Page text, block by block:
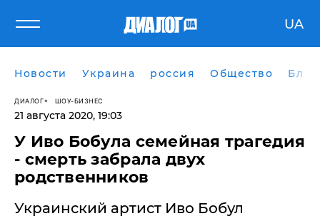
UA
Новости Украина россия Общество
ДИАЛОГ ШОУ-БИЗНЕС
21 августа 2020, 19:03
У Иво Бобула семейная трагедия
- смерть забрала двух
родственников
Украинский артист Иво Бобул